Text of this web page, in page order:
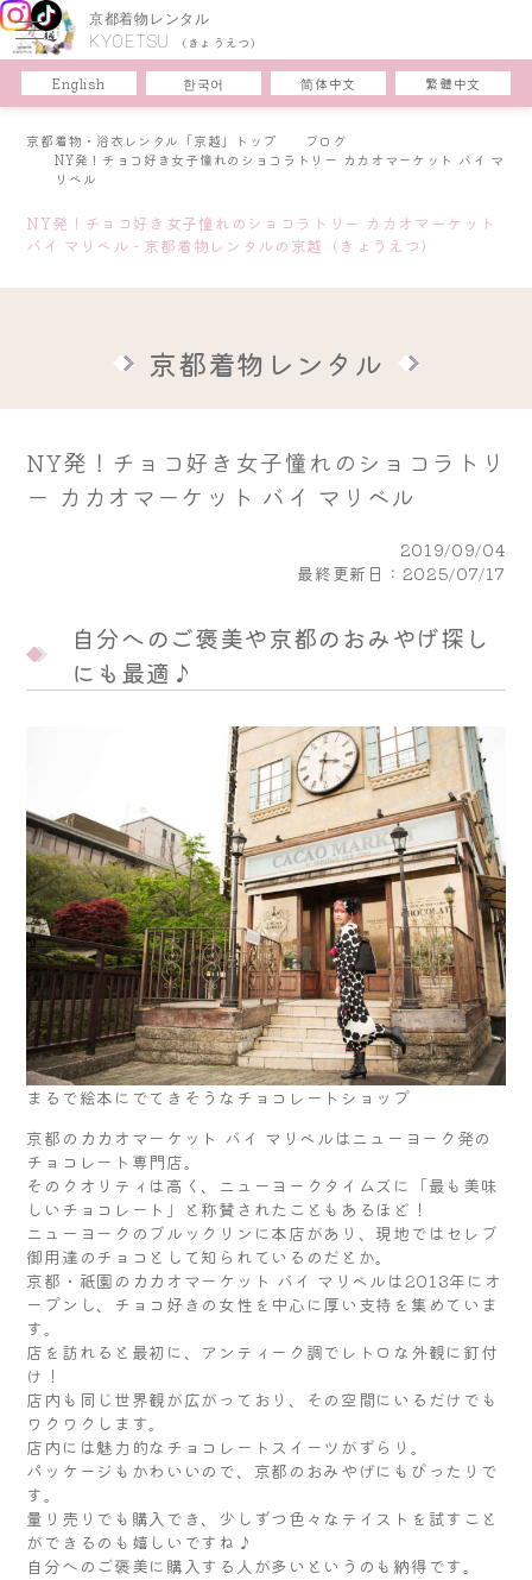
京都着物レンタル
KYOETSU (きょうえつ)
English 한국어 简体中文 繁體中文
京都着物・浴衣レンタル「京越」トップ
ブログ
NY発！チョコ好き女子憧れのショコラトリー カカオマーケット バイ マ
リベル
NY発！チョコ好き女子憧れのショコラトリー カカオマーケット
バイ マリベル - 京都着物レンタルの京越（きょうえつ）
京都着物レンタル
NY発！チョコ好き女子憧れのショコラトリ
ー カカオマーケット バイ マリベル
2019/09/04
最終更新日：2025/07/17
自分へのご褒美や京都のおみやげ探し
にも最適♪
まるで絵本にでてきそうなチョコレートショップ
京都のカカオマーケット バイ マリベルはニューヨーク発の
チョコレート専門店。
そのクオリティは高く、ニューヨークタイムズに「最も美味
しいチョコレート」と称賛されたこともあるほど！
ニューヨークのブルックリンに本店があり、現地ではセレブ
御用達のチョコとして知られているのだとか。
京都・祇園のカカオマーケット バイ マリベルは2013年にオ
ープンし、チョコ好きの女性を中心に厚い支持を集めていま
す。
店を訪れると最初に、アンティーク調でレトロな外観に釘付
け！
店内も同じ世界観が広がっており、その空間にいるだけでも
ワクワクします。
店内には魅力的なチョコレートスイーツがずらり。
パッケージもかわいいので、京都のおみやげにもぴったりで
す。
量り売りでも購入でき、少しずつ色々なテイストを試すこと
ができるのも嬉しいですね♪
自分へのご褒美に購入する人が多いというのも納得です。